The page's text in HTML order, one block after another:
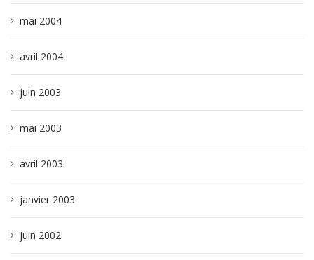
mai 2004
avril 2004
juin 2003
mai 2003
avril 2003
janvier 2003
juin 2002